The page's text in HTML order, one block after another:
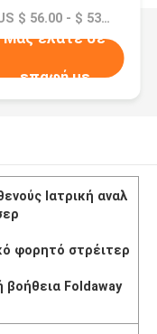
Τιμή：US $ 56.00 - $ 53.00/ pcs
Μας ελάτε σε
επαφή με
Ιατρική αναλ
φορητό στρέιτερ
βοήθεια Foldaway